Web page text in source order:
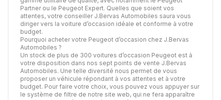
Partner ou le Peugeot Expert. Quelles que soient vos
attentes, votre conseiller J.Bervas Automobiles saura vous
diriger vers la voiture d’occasion idéale et conforme à votre
budget.
Pourquoi acheter votre Peugeot d’occasion chez J.Bervas
Automobiles ?
Un stock de plus de 300 voitures d’occasion Peugeot est à
votre disposition dans nos sept points de vente J.Bervas
Automobiles. Une telle diversité nous permet de vous
proposer un véhicule répondant à vos attentes et à votre
budget. Pour faire votre choix, vous pouvez vous appuyer sur
le système de filtre de notre site web, qui ne fera apparaître